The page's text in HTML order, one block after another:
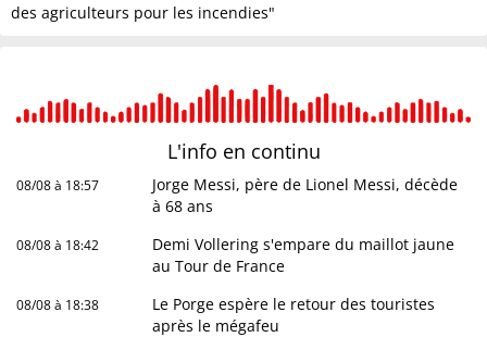
des agriculteurs pour les incendies"
L'info en continu
08/08 à 18:57
Jorge Messi, père de Lionel Messi, décède
à 68 ans
08/08 à 18:42
Demi Vollering s'empare du maillot jaune
au Tour de France
08/08 à 18:38
Le Porge espère le retour des touristes
après le mégafeu